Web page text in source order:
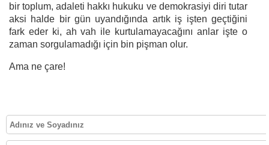
bir toplum, adaleti hakkı hukuku ve demokrasiyi diri tutar
aksi halde bir gün uyandığında artık iş işten geçtiğini
fark eder ki, ah vah ile kurtulamayacağını anlar işte o
zaman sorgulamadığı için bin pişman olur.
Ama ne çare!